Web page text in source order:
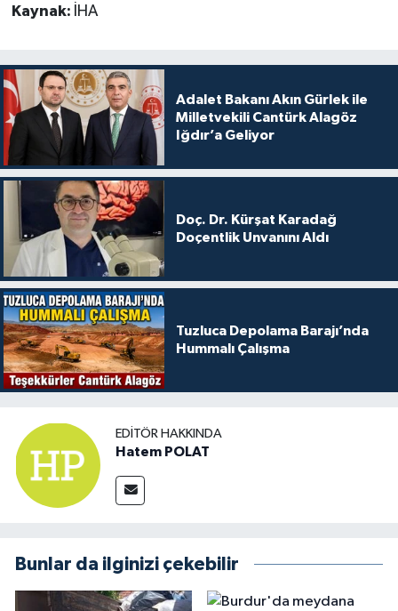
Kaynak: İHA
Adalet Bakanı Akın Gürlek ile
Milletvekili Cantürk Alagöz
Iğdır’a Geliyor
Doç. Dr. Kürşat Karadağ
Doçentlik Unvanını Aldı
Tuzluca Depolama Barajı’nda
Hummalı Çalışma
EDITÖR HAKKINDA
Hatem POLAT
Bunlar da ilginizi çekebilir